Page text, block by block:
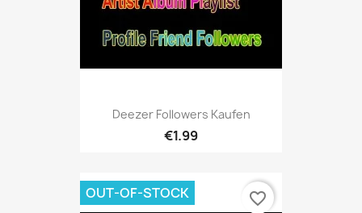
Deezer Followers Kaufen
€1.99
OUT-OF-STOCK favorite_border